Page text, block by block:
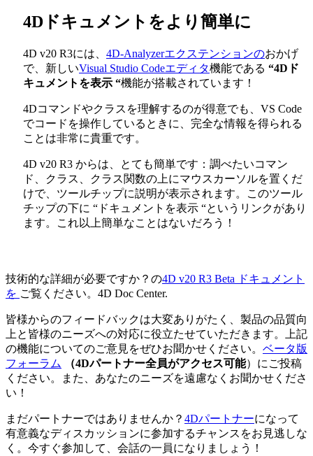
4Dドキュメントをより簡単に
4D v20 R3には、 4D-Analyzerエクステンションのおかげ
で、新しいVisual Studio Codeエディタ機能である “4Dド
キュメントを表示 “機能が搭載されています！
4Dコマンドやクラスを理解するのが得意でも、VS Code
でコードを操作しているときに、完全な情報を得られる
ことは非常に貴重です。
4D v20 R3 からは、とても簡単です：調べたいコマン
ド、クラス、クラス関数の上にマウスカーソルを置くだ
けで、ツールチップに説明が表示されます。このツール
チップの下に “ドキュメントを表示 “というリンクがあり
ます。これ以上簡単なことはないだろう！
技術的な詳細が必要ですか？の4D v20 R3 Beta ドキュメント
を ご覧ください。 4D Doc Center.
皆様からのフィードバックは大変ありがたく、製品の品質向
上と皆様のニーズへの対応に役立たせていただきます。上記
の機能についてのご意見をぜひお聞かせください。 ベータ版
フォーラム
（4Dパートナー全員がアクセス可能）にご投稿
ください。また、あなたのニーズを遠慮なくお聞かせくださ
い！
まだパートナーではありませんか？ 4Dパートナーになって
有意義なディスカッションに参加するチャンスをお見逃しな
く。今すぐ参加して、会話の一員になりましょう！